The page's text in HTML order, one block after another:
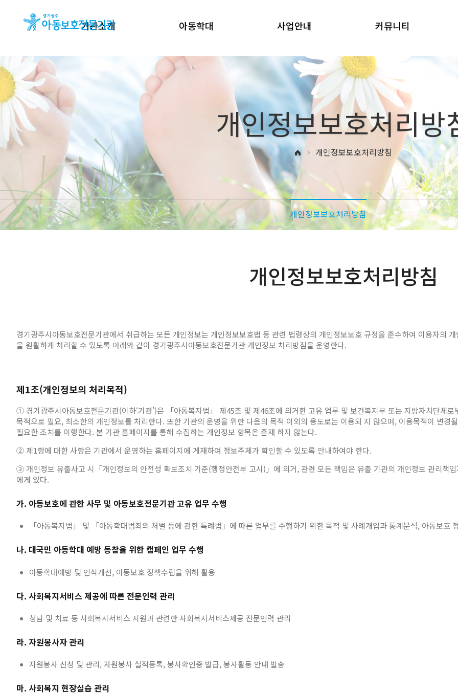
기관소개 아동학대 사업안내 커뮤니티
개인정보보호처리방
개인정보보호처리방침
개인정보보호처리방침
개인정보보호처리방침
경기광주시아동보호전문기관에서 취급하는 모든 개인정보는 개인정보보호법 등 관련 법령상의 개인정보보호 규정을 준수하여 이용자의
을 원활하게 처리할 수 있도록 아래와 같이 경기광주시아동보호전문기관 개인정보 처리방침을 운영한다.
제1조(개인정보의 처리목적)
① 경기광주시아동보호전문기관(이하‘기관’)은 「아동복지법」 제45조 및 제46조에 의거한 고유 업무 및 보건복지부 또는 지방자치단체
목적으로 필요, 최소한의 개인정보를 처리한다. 또한 기관의 운영을 위한 다음의 목적 이외의 용도로는 이용되 지 않으며, 이용목적이 변
필요한 조치를 이행한다. 본 기관 홈페이지를 통해 수집하는 개인정보 항목은 존재 하지 않는다.
② 제1항에 대한 사항은 기관에서 운영하는 홈페이지에 게재하여 정보주체가 확인할 수 있도록 안내하여야 한다.
③ 개인정보 유출사고 시「개인정보의 안전성 확보조치 기준(행정안전부 고시)」에 의거, 관련 모든 책임은 유출 기관의 개인정보 관리책
에게 있다.
가. 아동보호에 관한 사무 및 아동보호전문기관 고유 업무 수행
「아동복지법」 및 「아동학대범죄의 처벌 등에 관한 특례법」에 따른 업무를 수행하기 위한 목적 및 사례개입과 통계분석, 아동보호
나. 대국민 아동학대 예방 동참을 위한 캠페인 업무 수행
아동학대예방 및 인식개선, 아동보호 정책수립을 위해 활용
다. 사회복지서비스 제공에 따른 전문인력 관리
상담 및 치료 등 사회복지서비스 지원과 관련한 사회복지서비스제공 전문인력 관리
라. 자원봉사자 관리
자원봉사 신청 및 관리, 자원봉사 실적등록, 봉사확인증 발급, 봉사활동 안내 발송
마. 사회복지 현장실습 관리